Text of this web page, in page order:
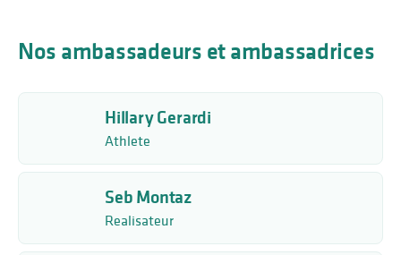
Nos ambassadeurs et ambassadrices
Hillary Gerardi
Athlete
Seb Montaz
Realisateur